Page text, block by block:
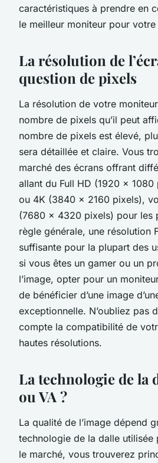
caractéristiques à prendre en
le meilleur moniteur pour
La résolution de
question de pixels
La résolution de votre
nombre de pixels qu’il peut
nombre de pixels est élevé,
sera détaillée et claire. Vous
marché des écrans offrant
allant du Full HD (1920 x 1080
ou 4K (3840 x 2160 pixels),
(7680 x 4320 pixels) pour les
règle générale, une résolution
suffisante pour la plupart des
si vous êtes un gamer ou un
l’image, opter pour un
de bénéficier d’une image
exceptionnelle. N’oubliez pas
compte la compatibilité de
hautes résolutions.
La technologie de la
ou VA ?
La qualité de l’image dépend
technologie de la dalle utilisée
le marché, vous trouverez